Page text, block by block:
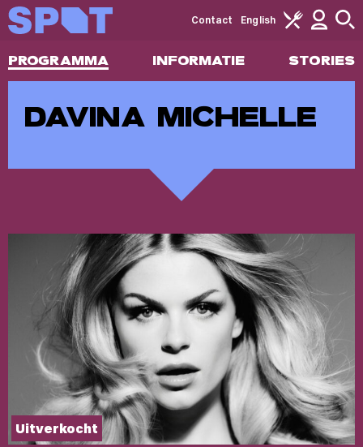
PROGRAMMA INFORMATIE STORIES
Contact English
DAVINA MICHELLE
Uitverkocht